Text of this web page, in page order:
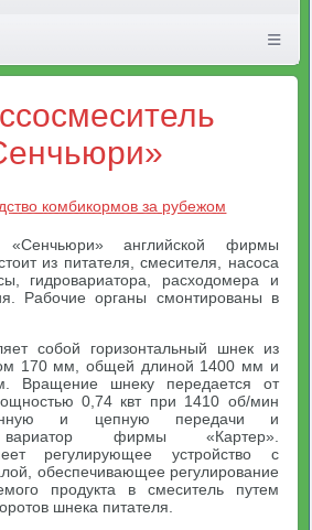
комбикормов за рубежом
«Сенчьюри» английской фирмы
из питателя, смесителя, насоса
гидровариатора, расходомера и
Рабочие органы смонтированы в
собой горизонтальный шнек из
170 мм, общей длиной 1400 мм и
Вращение шнеку передается от
0,74 квт при 1410 об/мин
и цепную передачи и
вариатор фирмы «Картер».
регулирующее устройство с
обеспечивающее регулирование
продукта в смеситель путем
шнека питателя.